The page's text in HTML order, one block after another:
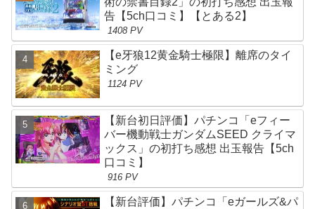
告【5ch口コミ】【とある2】
1408 PV
【e牙狼12黄金騎士極限】離席のタイ
ミング
1124 PV
【新台初日評価】パチンコ「eフィー
バー機動戦士ガンダムSEED クライマ
ックス」の初打ち感想 出玉報告【5ch
口コミ】
916 PV
【新台評価】パチンコ「eガールズ&パ